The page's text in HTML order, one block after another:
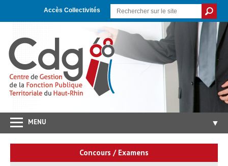
navigation
Accès Collectivités
MENU ▼
Accueil
▼
Concours / Examens